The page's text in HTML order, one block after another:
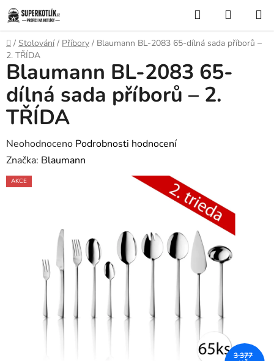
Přejít
na
obsah
Hledat
KOŠÍK
Domů
/ Stolování / Příbory / Blaumann BL-2083 65-dílná sada příborů –
2. TŘÍDA
Blaumann BL-2083 65-
dílná sada příborů – 2.
TŘÍDA
Průměrné
hodnocení
produktu
hvězdiček.
Neohodnoceno Podrobnosti hodnocení
Značka: Blaumann
AKCE
3 377